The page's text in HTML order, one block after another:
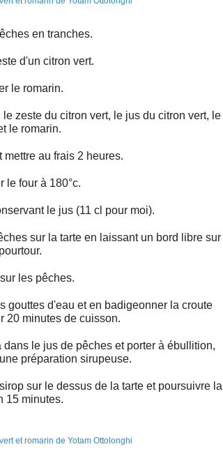
en tranches.
d'un citron vert.
le romarin.
zeste du citron vert, le jus du citron vert, le
le romarin.
mettre au frais 2 heures.
le four à 180°c.
le jus (11 cl pour moi).
sur la tarte en laissant un bord libre sur
les pêches.
gouttes d'eau et en badigeonner la croute
20 minutes de cuisson.
le jus de pêches et porter à ébullition,
préparation sirupeuse.
sur le dessus de la tarte et poursuivre la
15 minutes.